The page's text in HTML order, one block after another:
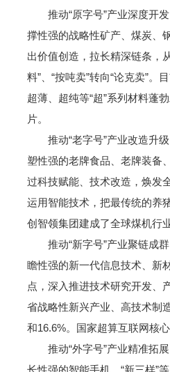
推动“原字号”产业深度开发
撑性强的战略性矿产、煤炭、
出价值创造，拉长精深链条，
料”、“按吨卖”转向“论克卖”。
超薄、超纯等“超”系列材料蓬
片。
推动“老字号”产业改造升级
塑性强的老牌食品、老牌装备
过科技赋能、技术改造，焕发
运用智能技术，把最传统的养
创智领集团建成了全球煤机行业
推动“新字号”产业聚链成群
瞻性强的新一代信息技术、新
点，深入推进技术研究开发、
省战略性新兴产业、高技术制
和16.6%。国家超算互联网核心
推动“外字号”产业精准拓展
长性强的智能手机、“新三样”